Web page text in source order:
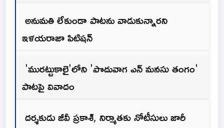
అనుమతి లేకుండా పాటను వాడుకున్నారని
ఇళయరాజా పిటిషన్
'మురట్టుకాలై'లోని 'పొదువాగ ఎన్ మనసు తంగం'
పాటపై వివాదం
దర్శకుడు జీవీ ప్రకాశ్, నిర్మాతకు నోటీసులు జారీ